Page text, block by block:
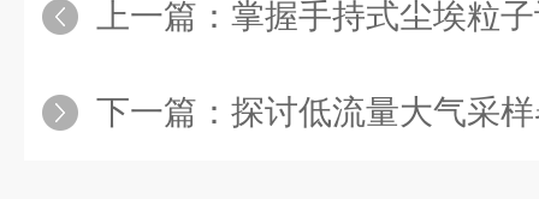
上一篇： 掌握手持式尘埃粒子
下一篇： 探讨低流量大气采样器的